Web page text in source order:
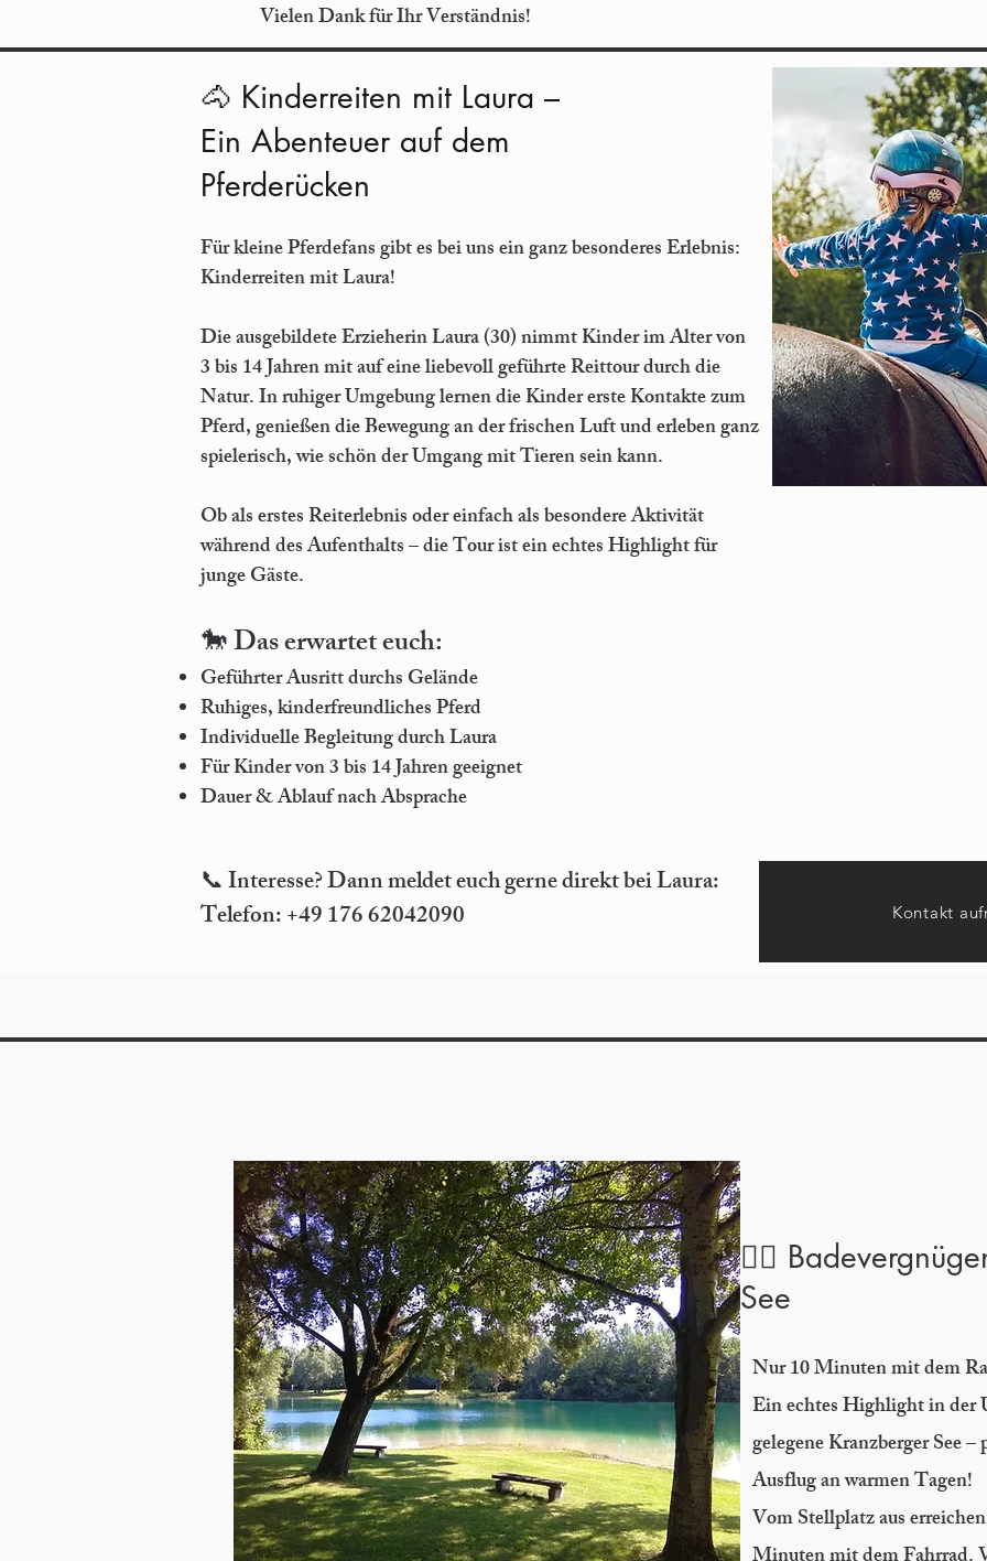
Vielen Dank für Ihr Verständnis!
Für kleine Pferdefans gibt es bei uns ein ganz besonderes Erlebnis:
Kinderreiten mit Laura!
Die ausgebildete Erzieherin Laura (30) nimmt Kinder im Alter von
3 bis 14 Jahren mit auf eine liebevoll geführte Reittour durch die
Natur. In ruhiger Umgebung lernen die Kinder erste Kontakte zum
Pferd, genießen die Bewegung an der frischen Luft und erleben ganz
spielerisch, wie schön der Umgang mit Tieren sein kann.
Ob als erstes Reiterlebnis oder einfach als besondere Aktivität
während des Aufenthalts – die Tour ist ein echtes Highlight für
junge Gäste.
🐎 Das erwartet euch:
Geführter Ausritt durchs Gelände
Ruhiges, kinderfreundliches Pferd
Individuelle Begleitung durch Laura
Für Kinder von 3 bis 14 Jahren geeignet
Dauer & Ablauf nach Absprache
📞 Interesse? Dann meldet euch gerne direkt bei Laura:
Telefon: +49 176 62042090
🐴 Kinderreiten mit Laura –
Ein Abenteuer auf dem
Pferderücken
Kontakt
🚴‍♀️
See
Nur 10 Minuten mit dem
Ein echtes Highlight in der
gelegene Kranzberger See
Ausflug an warmen Tagen!
Vom Stellplatz aus